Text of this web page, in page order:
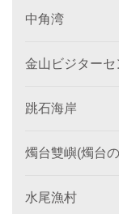
中角湾
金山ビジターセ
跳石海岸
燭台雙嶼(燭台
水尾漁村